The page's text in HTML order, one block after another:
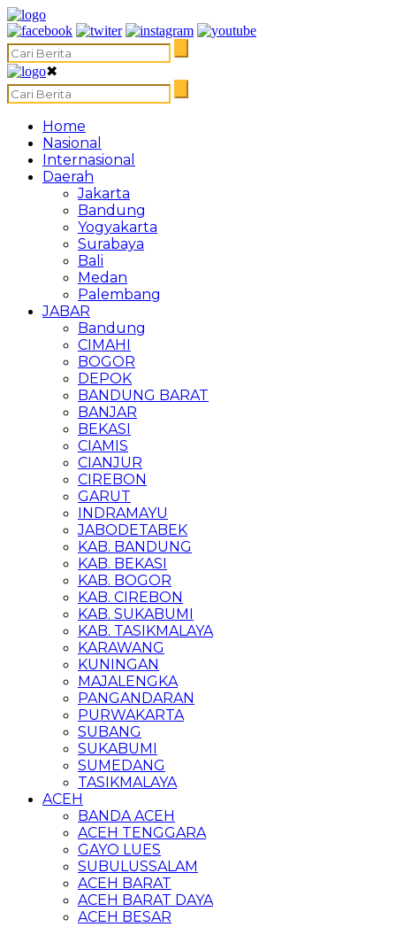
✖
Home
Nasional
Internasional
Daerah
Jakarta
Bandung
Yogyakarta
Surabaya
Bali
Medan
Palembang
JABAR
Bandung
CIMAHI
BOGOR
DEPOK
BANDUNG BARAT
BANJAR
BEKASI
CIAMIS
CIANJUR
CIREBON
GARUT
INDRAMAYU
JABODETABEK
KAB. BANDUNG
KAB. BEKASI
KAB. BOGOR
KAB. CIREBON
KAB. SUKABUMI
KAB. TASIKMALAYA
KARAWANG
KUNINGAN
MAJALENGKA
PANGANDARAN
PURWAKARTA
SUBANG
SUKABUMI
SUMEDANG
TASIKMALAYA
ACEH
BANDA ACEH
ACEH TENGGARA
GAYO LUES
SUBULUSSALAM
ACEH BARAT
ACEH BARAT DAYA
ACEH BESAR